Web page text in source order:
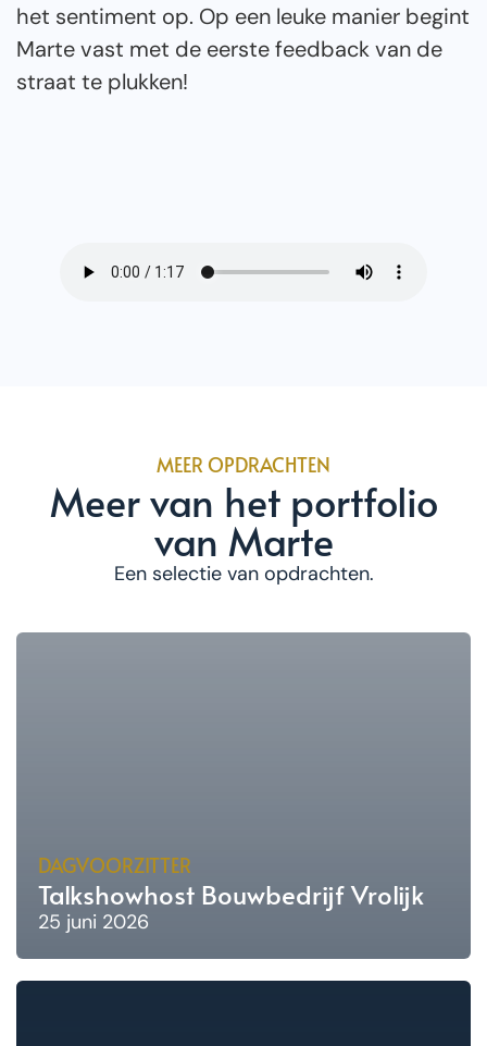
het sentiment op. Op een leuke manier begint
Marte vast met de eerste feedback van de
straat te plukken!
MEER OPDRACHTEN
Meer van het portfolio
van Marte
Een selectie van opdrachten.
DAGVOORZITTER
Talkshowhost Bouwbedrijf Vrolijk
25 juni 2026